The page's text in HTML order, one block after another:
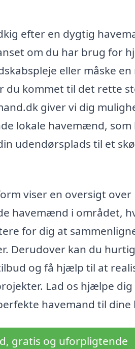
efter en dygtig
om du har brug for
eller måske en
du kommet til det rette
giver vi dig
lokale havemænd, som
udendørsplads til et
viser en oversigt over
havemænd i området,
for dig at
Derudover kan du
og få hjælp til at
Lad os hjælpe
havemand til dine
gratis og uforpligtende